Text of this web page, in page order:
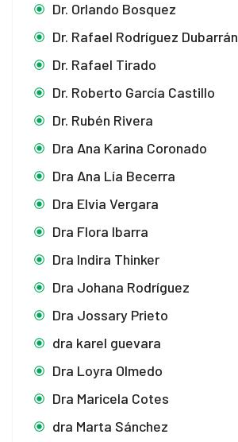
Dr. Orlando Bosquez
Dr. Rafael Rodríguez Dubarrán
Dr. Rafael Tirado
Dr. Roberto García Castillo
Dr. Rubén Rivera
Dra Ana Karina Coronado
Dra Ana Lía Becerra
Dra Elvia Vergara
Dra Flora Ibarra
Dra Indira Thinker
Dra Johana Rodríguez
Dra Jossary Prieto
dra karel guevara
Dra Loyra Olmedo
Dra Maricela Cotes
dra Marta Sánchez